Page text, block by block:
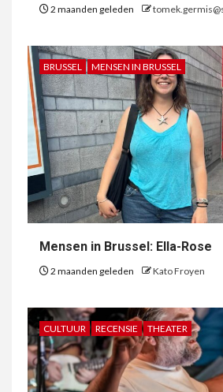
2 maanden geleden
BRUSSEL MENSEN IN BRUSSEL
Mensen in Brussel: Ella-Rose
2 maanden geleden Kato Froyen
CULTUUR RECENSIE THEATER